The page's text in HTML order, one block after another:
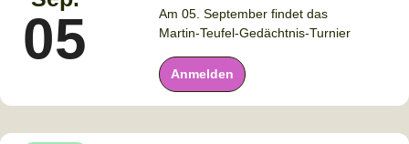
05
Am 05. September findet das
Martin-Teufel-Gedächtnis-Turnier
Anmelden